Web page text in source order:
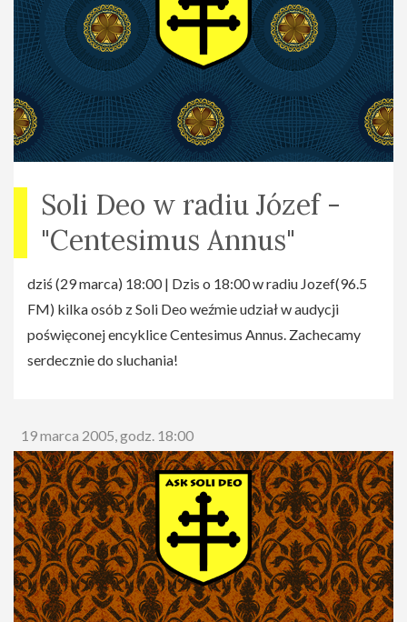
Soli Deo w radiu Józef -
"Centesimus Annus"
dziś (29 marca) 18:00 | Dzis o 18:00 w radiu Jozef(96.5
FM) kilka osób z Soli Deo weźmie udział w audycji
poświęconej encyklice Centesimus Annus. Zachecamy
serdecznie do sluchania!
19 marca 2005, godz. 18:00